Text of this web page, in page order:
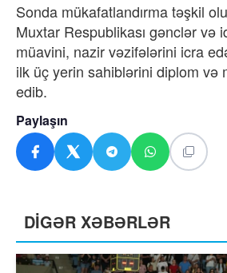
Sonda mükafatlandırma təşkil
Muxtar Respublikası gənclər və
müavini, nazir vəzifələrini icra
ilk üç yerin sahiblərini diplom və
edib.
Paylaşın
DİGƏR XƏBƏRLƏR